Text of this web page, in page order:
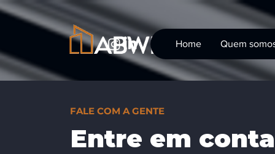
Home Quem
FALE COM A GENTE
Entre em